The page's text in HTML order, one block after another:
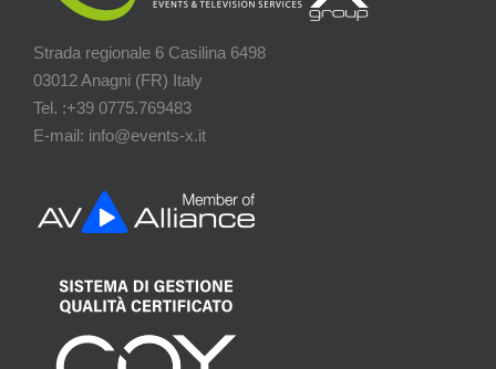
Strada regionale 6 Casilina 6498
03012 Anagni (FR) Italy
Tel. :+39 0775.769483
E-mail: info@events-x.it